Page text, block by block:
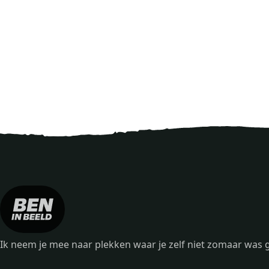
Ik neem je mee naar plekken waar je zelf niet zomaar was